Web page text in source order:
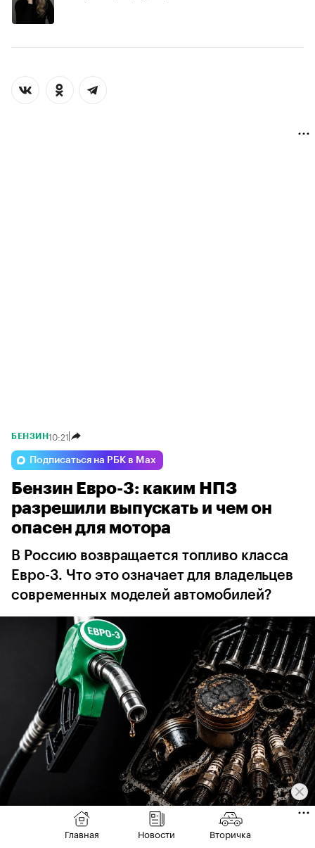
БЕНЗИН10:21
Подписаться на РБК в Max
Бензин Евро-3: каким НПЗ
разрешили выпускать и чем он
опасен для мотора
В Россию возвращается топливо класса
Евро-3. Что это означает для владельцев
современных моделей автомобилей?
Фото: ChatGPT / РБК
Главная Новости Вторичка